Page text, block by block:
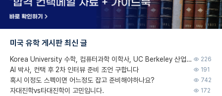
미국 유학 게시판 최신 글
Korea University 수학, 컴퓨터과학 이학사, UC Berkeley 산업공학 대학원 공학박사가 되는 것은 쉽지 않겠죠? 226
AI 박사, 컨택 후 2차 인터뷰 준비 조언 구합니다 191
혹시 이정도 스펙이면 어느정도 잡고 준비해야하나요? 742
자대진학vs타대진학이 고민입니다. 172